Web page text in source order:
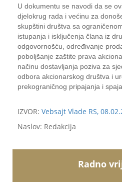
U dokumentu se navodi da se
djelokrug rada i većinu za
skupštini društva sa
istupanja i isključenja člana iz
odgovornošću, određivanje
poboljšanje zaštite prava
načinu dostavljanja poziva za
odbora akcionarskog društva i
prekograničnog pripajanja i
IZVOR: Vebsajt Vlade RS,
Naslov: Redakcija
Radno